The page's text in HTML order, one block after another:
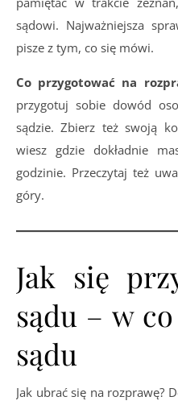
sądowi. Najważniejsza
pisze z tym, co się mówi.
Co przygotować na
przygotuj sobie dowód
sądzie. Zbierz też swoją
wiesz gdzie dokładnie
godzinie. Przeczytaj też
góry.
Jak się
sądu – w
sądu
Jak ubrać się na rozprawę?